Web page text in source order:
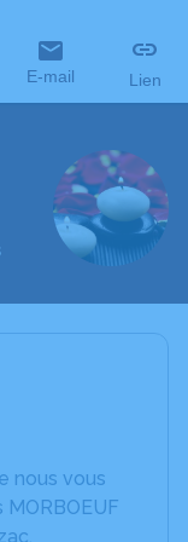
E-mail Lien
nous vous